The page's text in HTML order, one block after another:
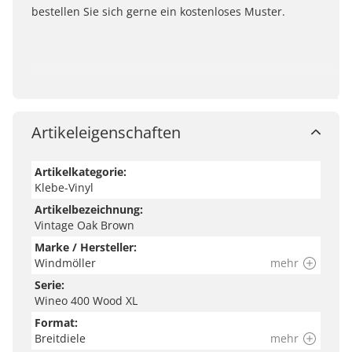
bestellen Sie sich gerne ein kostenloses Muster.
Artikeleigenschaften
Artikelkategorie:
Klebe-Vinyl
Artikelbezeichnung:
Vintage Oak Brown
Marke / Hersteller:
Windmöller
mehr
Serie:
Wineo 400 Wood XL
Format:
Breitdiele
mehr